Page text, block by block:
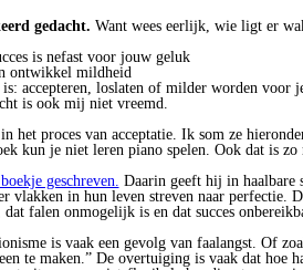
gedacht. Want wees eerlijk, wie ligt er
is nefast voor jouw geluk
ontwikkel mildheid
accepteren, loslaten of milder worden voor
is ook mij niet vreemd.
het proces van acceptatie. Ik som ze
kun je niet leren piano spelen. Ook dat is zo
geschreven. Daarin geeft hij in haalbare
vlakken in hun leven streven naar perfectie.
falen onmogelijk is en dat succes
is vaak een gevolg van faalangst. Of
te maken.” De overtuiging is vaak dat hoe